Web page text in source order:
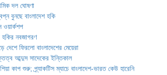
দল ঘোষণা
বুনছে বাংলাদেশ হকি
ওয়ার্কশপ
হকির নবজাগরণ
দেশে ফিরলো বাংলাদেশের মেয়েরা
আব্দুস সাদেকের ইন্তিকাল
কাপ শুরু; প্র্যাকটিস ম্যাচে বাংলাদেশ-ভারত কেউ হারেনি